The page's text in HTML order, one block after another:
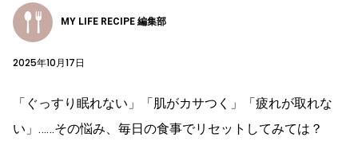
MY LIFE RECIPE 編集部
2025年10月17日
「ぐっすり眠れない」「肌がカサつく」「疲れが取れな
い」……その悩み、毎日の食事でリセットしてみては？